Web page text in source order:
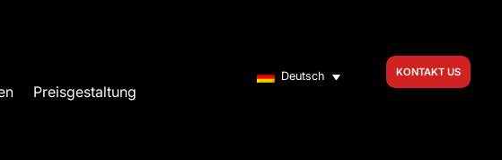
Preisgestaltung
Deutsch KONTAKT US